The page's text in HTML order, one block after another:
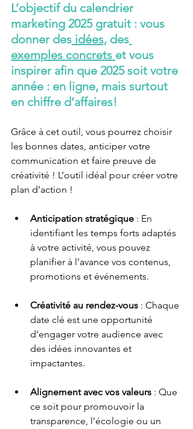
L’objectif du calendrier
marketing 2025 gratuit : vous
donner des idées, des
exemples concrets et vous
inspirer afin que 2025 soit votre
année : en ligne, mais surtout
en chiffre d’affaires!
Grâce à cet outil, vous pourrez choisir
les bonnes dates, anticiper votre
communication et faire preuve de
créativité ! L’outil idéal pour créer votre
plan d’action !
Anticipation stratégique : En
identifiant les temps forts adaptés
à votre activité, vous pouvez
planifier à l’avance vos contenus,
promotions et événements.
Créativité au rendez-vous : Chaque
date clé est une opportunité
d’engager votre audience avec
des idées innovantes et
impactantes.
Alignement avec vos valeurs : Que
ce soit pour promouvoir la
transparence, l’écologie ou un